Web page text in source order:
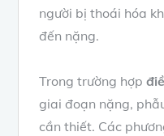
người bị thoái hóa
đến nặng.
Trong trường hợp
giai đoạn nặng,
cần thiết. Các